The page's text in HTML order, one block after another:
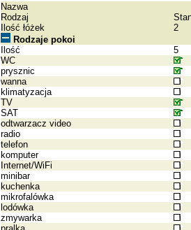
Nazwa
Rodzaj
Ilość łóżek
2
Rodzaje pokoi
Ilość
5
WC
prysznic
wanna
klimatyzacja
TV
SAT
odtwarzacz video
radio
telefon
komputer
Internet/WiFi
minibar
kuchenka
mikrofalówka
lodówka
zmywarka